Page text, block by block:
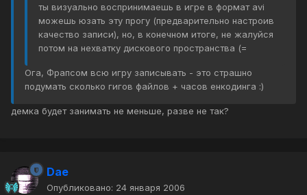
ты визуально воспринимаешь в игре в формат avi
можешь юзать эту прогу (предварительно настроив
качество записи), но, в конечном итоге, не жалуйся
потом на нехватку дискового пространства (=
Ога, Фрапсом всю игру записывать - это страшно
подумать сколько гигов файлов + часов енкодинга :)
демка будет занимать не меньше, разве не так?
Dae
Опубликовано: 24 января 2006